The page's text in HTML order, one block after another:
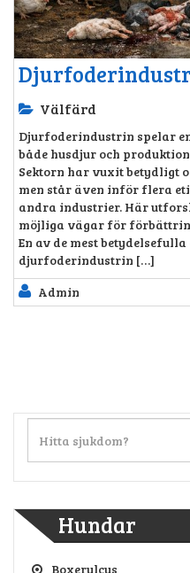
Välfärd
Djurfoderindustrin spelar
både husdjur och
Sektorn har vuxit betydligt
men står även inför flera
andra industrier. Här
möjliga vägar för
En av de mest
djurfoderindustrin […]
Admin
Hundar
Boxerulcus